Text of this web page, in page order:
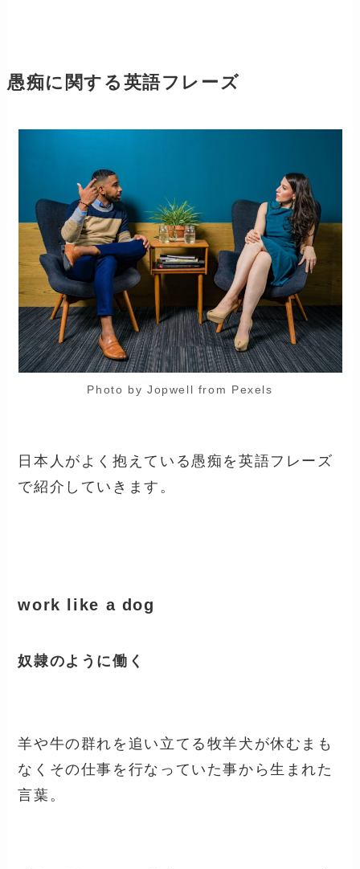
愚痴に関する英語フレーズ
Photo by Jopwell from Pexels
日本人がよく抱えている愚痴を英語フレーズ
で紹介していきます。
work like a dog
奴隷のように働く
羊や牛の群れを追い立てる牧羊犬が休むまも
なくその仕事を行なっていた事から生まれた
言葉。